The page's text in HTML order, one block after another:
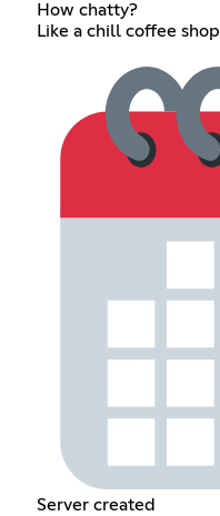
How chatty?
Like a chill coffee shop
Server created